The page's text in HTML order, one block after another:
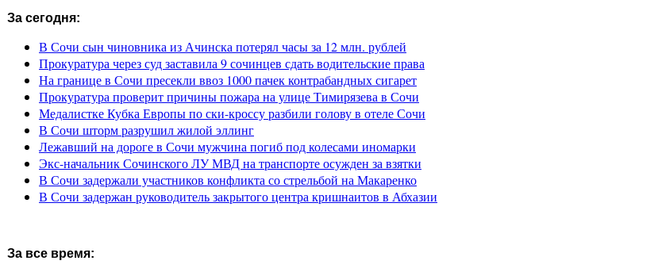
За сегодня:
В Сочи сын чиновника из Ачинска потерял часы за 12 млн. рублей
Прокуратура через суд заставила 9 сочинцев сдать водительские права
На границе в Сочи пресекли ввоз 1000 пачек контрабандных сигарет
Прокуратура проверит причины пожара на улице Тимирязева в Сочи
Медалистке Кубка Европы по ски-кроссу разбили голову в отеле Сочи
В Сочи шторм разрушил жилой эллинг
Лежавший на дороге в Сочи мужчина погиб под колесами иномарки
Экс-начальник Сочинского ЛУ МВД на транспорте осужден за взятки
В Сочи задержали участников конфликта со стрельбой на Макаренко
В Сочи задержан руководитель закрытого центра кришнаитов в Абхазии
За все время: